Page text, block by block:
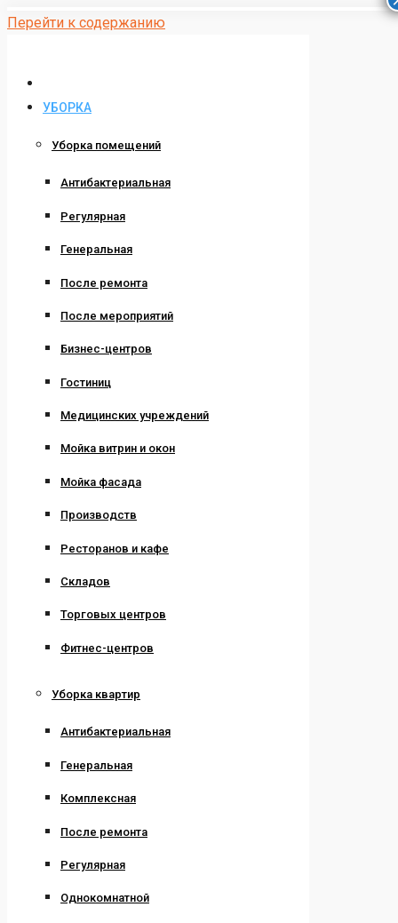
Перейти к содержанию
УБОРКА
Уборка помещений
Антибактериальная
Регулярная
Генеральная
После ремонта
После мероприятий
Бизнес-центров
Гостиниц
Медицинских учреждений
Мойка витрин и окон
Мойка фасада
Производств
Ресторанов и кафе
Складов
Торговых центров
Фитнес-центров
Уборка квартир
Антибактериальная
Генеральная
Комплексная
После ремонта
Регулярная
Однокомнатной